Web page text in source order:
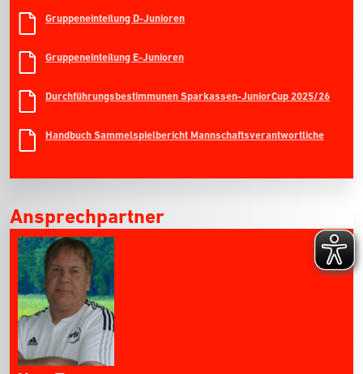
Gruppeneinteilung D-Junioren
Gruppeneinteilung E-Junioren
Durchführungsbestimmunen Sparkassen-JuniorCup 2025/26
Handbuch Sammelspielbericht Mannschaftsverantwortliche
Ansprechpartner